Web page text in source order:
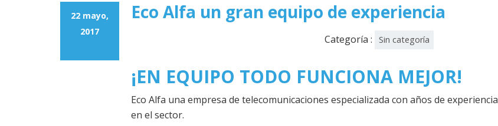
22 mayo,
2017
Eco Alfa un gran equipo de experiencia
Categoría : Sin categoría
¡EN EQUIPO TODO FUNCIONA MEJOR!
Eco Alfa una empresa de telecomunicaciones especializada con años de experiencia
en el sector.